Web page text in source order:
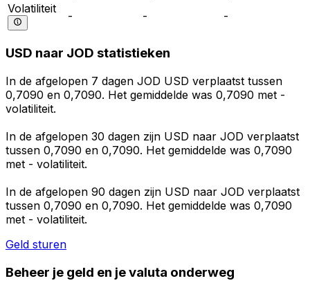
Volatiliteit
- - -
USD naar JOD statistieken
In de afgelopen 7 dagen JOD USD verplaatst tussen
0,7090 en 0,7090. Het gemiddelde was 0,7090 met -
volatiliteit.
In de afgelopen 30 dagen zijn USD naar JOD verplaatst
tussen 0,7090 en 0,7090. Het gemiddelde was 0,7090
met - volatiliteit.
In de afgelopen 90 dagen zijn USD naar JOD verplaatst
tussen 0,7090 en 0,7090. Het gemiddelde was 0,7090
met - volatiliteit.
Geld sturen
Beheer je geld en je valuta onderweg